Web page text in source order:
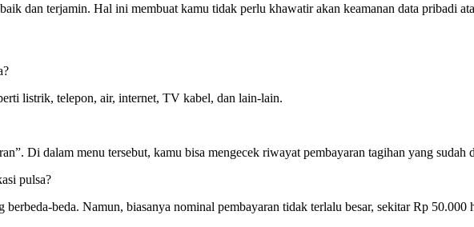
dan terjamin. Hal ini membuat kamu tidak perlu khawatir akan keamanan data pribadi
listrik, telepon, air, internet, TV kabel, dan lain-lain.
Di dalam menu tersebut, kamu bisa mengecek riwayat pembayaran tagihan yang sudah
pulsa?
beda. Namun, biasanya nominal pembayaran tidak terlalu besar, sekitar Rp 50.000